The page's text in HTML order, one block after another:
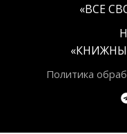
«ВСЕ
«
Политика